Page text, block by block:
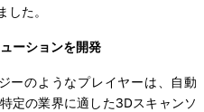
た。
ーションを開発
ーのようなプレイヤーは、自動
定の業界に適した3Dスキャンソ